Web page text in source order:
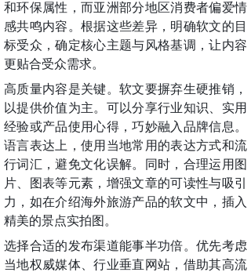
和环保属性，而亚洲部分地区消费者偏爱情
感共鸣内容。根据这些差异，明确软文的目
标受众，确定核心主题与风格基调，让内容
更贴合受众需求。
高质量内容是关键。软文要摒弃生硬推销，
以提供价值为主。可以分享行业知识、实用
经验或产品使用心得，巧妙融入品牌信息。
语言表达上，使用当地常用的表达方式和流
行词汇，避免文化误解。同时，合理运用图
片、图表等元素，增强文章的可读性与吸引
力，如在介绍海外旅游产品的软文中，插入
精美的景点实拍图。
选择合适的发布渠道能事半功倍。优先考虑
当地权威媒体、行业垂直网站，借助其高流